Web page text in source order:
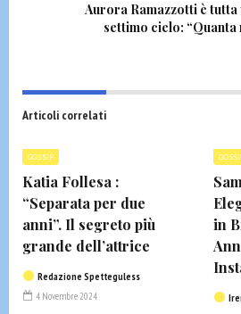
Aurora Ramazzotti è
settimo cielo:
Articoli correlati
GOSSIP
Katia Follesa :
“Separata per due
anni”. Il segreto più
grande dell’attrice
Redazione Spetteguless
4 Novembre 2024
in